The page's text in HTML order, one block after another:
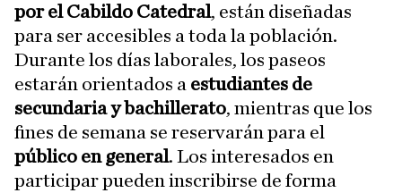
por el Cabildo Catedral, están diseñadas
para ser accesibles a toda la población.
Durante los días laborales, los paseos
estarán orientados a estudiantes de
secundaria y bachillerato, mientras que los
fines de semana se reservarán para el
público en general. Los interesados en
participar pueden inscribirse de forma